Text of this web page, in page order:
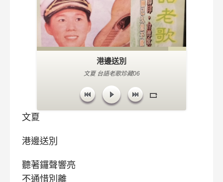
港邊送別
文夏 台語老歌珍藏06
文夏
港邊送別
聽著鑼聲響亮
不通惜別離